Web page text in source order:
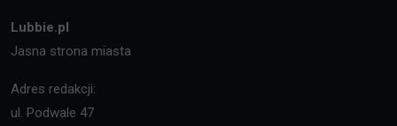
Lubbie.pl
Jasna strona miasta
Adres redakcji:
ul. Podwale 47